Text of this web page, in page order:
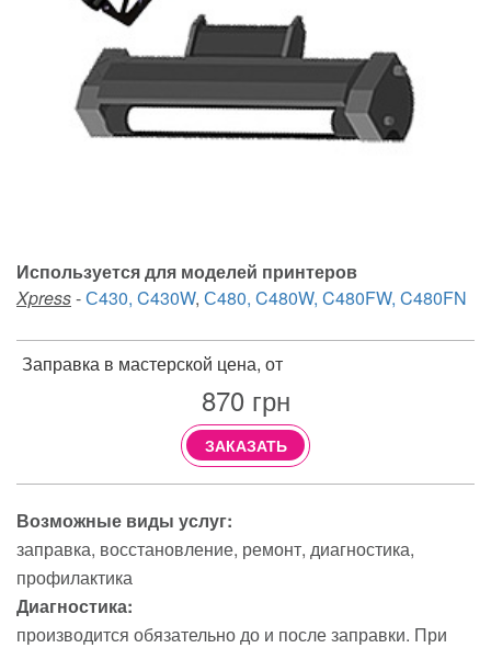
Используется для моделей принтеров
Xpress-С430, C430W, С480, C480W, C480FW, C480FN
Заправка в мастерской цена, от
870грн
ЗАКАЗАТЬ
Возможные виды услуг:
заправка восстановление ремонт диагностика
профилактика
Диагностика:
производится обязательно до и после заправки. При